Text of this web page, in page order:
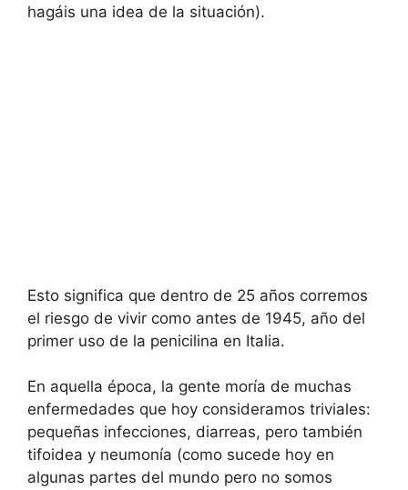
hagáis una idea de la situación).
Esto significa que dentro de 25 años corremos
el riesgo de vivir como antes de 1945, año del
primer uso de la penicilina en Italia.
En aquella época, la gente moría de muchas
enfermedades que hoy consideramos triviales:
pequeñas infecciones, diarreas, pero también
tifoidea y neumonía (como sucede hoy en
algunas partes del mundo pero no somos